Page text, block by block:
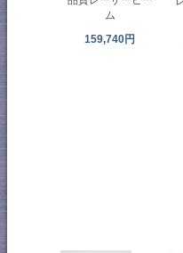
ム
159,740円